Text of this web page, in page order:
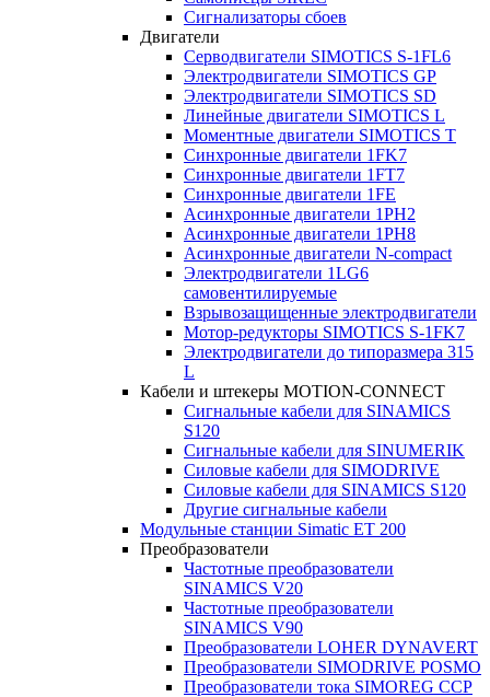
Сигнализаторы сбоев
Двигатели
Серводвигатели SIMOTICS S-1FL6
Электродвигатели SIMOTICS GP
Электродвигатели SIMOTICS SD
Линейные двигатели SIMOTICS L
Моментные двигатели SIMOTICS T
Синхронные двигатели 1FK7
Синхронные двигатели 1FT7
Синхронные двигатели 1FE
Асинхронные двигатели 1PH2
Асинхронные двигатели 1PH8
Асинхронные двигатели N-compact
Электродвигатели 1LG6
cамовентилируемые
Взрывозащищенные электродвигатели
Мотор-редукторы SIMOTICS S-1FK7
Электродвигатели до типоразмера 315
L
Кабели и штекеры MOTION-CONNECT
Сигнальные кабели для SINAMICS
S120
Сигнальные кабели для SINUMERIK
Силовые кабели для SIMODRIVE
Силовые кабели для SINAMICS S120
Другие сигнальные кабели
Модульные станции Simatic ET 200
Преобразователи
Частотные преобразователи
SINAMICS V20
Частотные преобразователи
SINAMICS V90
Преобразователи LOHER DYNAVERT
Преобразователи SIMODRIVE POSMO
Преобразователи тока SIMOREG CCP